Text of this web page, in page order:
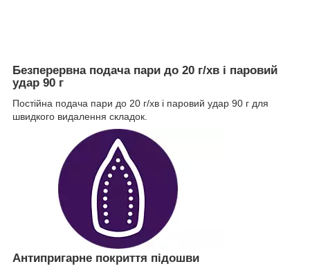
Безперервна подача пари до 20 г/хв і паровий
удар 90 г
Постійна подача пари до 20 г/хв і паровий удар 90 г для
швидкого видалення складок.
Антипригарне покриття підошви